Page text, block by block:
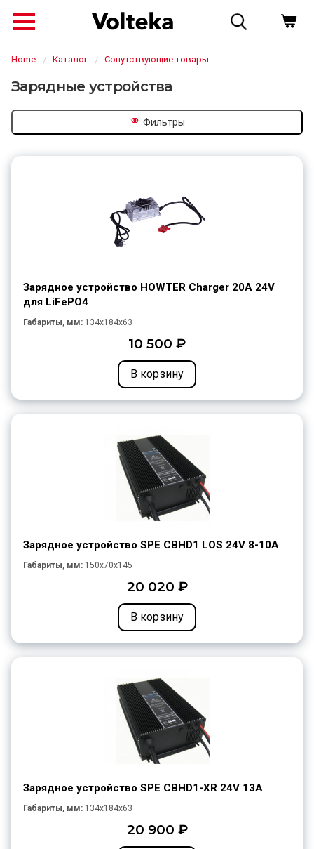
Home Каталог Сопутствующие товары
Зарядные устройства
⚭ Фильтры
Зарядное устройство HOWTER Charger 20A 24V
для LiFePO4
Габариты, мм: 134x184x63
10 500 ₽
В корзину
Зарядное устройство SPE CBHD1 LOS 24V 8-10A
Габариты, мм: 150x70x145
20 020 ₽
В корзину
Зарядное устройство SPE CBHD1-XR 24V 13A
Габариты, мм: 134x184x63
20 900 ₽